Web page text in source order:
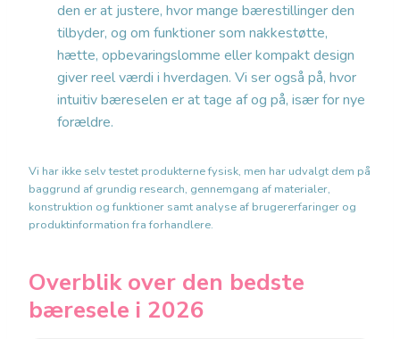
den er at justere, hvor mange bærestillinger den
tilbyder, og om funktioner som nakkestøtte,
hætte, opbevaringslomme eller kompakt design
giver reel værdi i hverdagen. Vi ser også på, hvor
intuitiv bæreselen er at tage af og på, især for nye
forældre.
Vi har ikke selv testet produkterne fysisk, men har udvalgt dem på
baggrund af grundig research, gennemgang af materialer,
konstruktion og funktioner samt analyse af brugererfaringer og
produktinformation fra forhandlere.
Overblik over den bedste
bæresele i 2026